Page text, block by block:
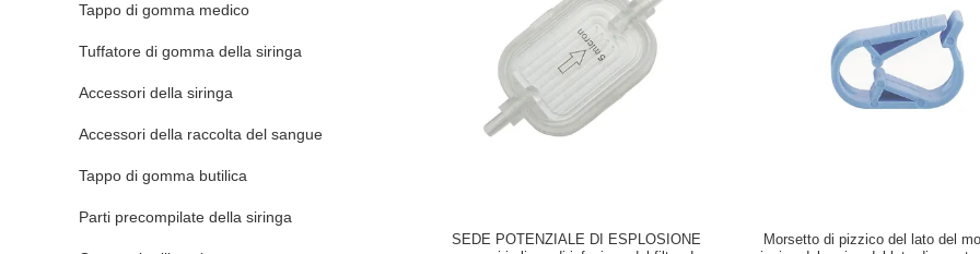
Tappo di gomma medico
Tuffatore di gomma della siringa
Accessori della siringa
Accessori della raccolta del sangue
Tappo di gomma butilica
Parti precompilate della siringa
SEDE POTENZIALE DI ESPLOSIONE
Morsetto di pizzico del lato del